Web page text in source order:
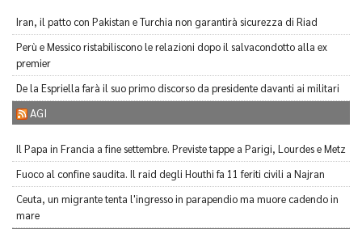
Iran, il patto con Pakistan e Turchia non garantirà sicurezza di Riad
Perù e Messico ristabiliscono le relazioni dopo il salvacondotto alla ex
premier
De la Espriella farà il suo primo discorso da presidente davanti ai militari
AGI
Il Papa in Francia a fine settembre. Previste tappe a Parigi, Lourdes e Metz
Fuoco al confine saudita. Il raid degli Houthi fa 11 feriti civili a Najran
Ceuta, un migrante tenta l'ingresso in parapendio ma muore cadendo in
mare